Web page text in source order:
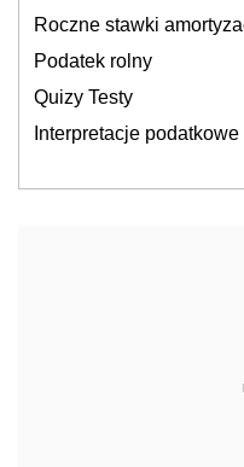
Roczne stawki
Podatek rolny
Quizy Testy
Interpretacje podatkowe